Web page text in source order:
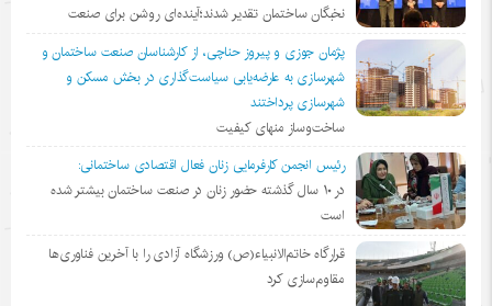
نخبگان ساختمان تقدیر شدند؛آینده‌ای روشن برای صنعت
پژمان جوزی و پیروز حناچی، از کارشناسان صنعت ساختمان و
شهرسازی به عارضه‌یابی سیاست‌گذاری در بخش مسکن و
شهرسازی پرداختند
ساخت‌وساز منهای کیفیت
رئیس انجمن کارفرمایی زنان فعال اقتصادی ساختمانی:
در ١٠ سال گذشته حضور زنان در صنعت ساختمان بیشتر شده
است
قرارگاه خاتم‌الانبیاء(ص) ورزشگاه آزادی را با آخرین فناوری‌ها
مقاوم‌سازی کرد